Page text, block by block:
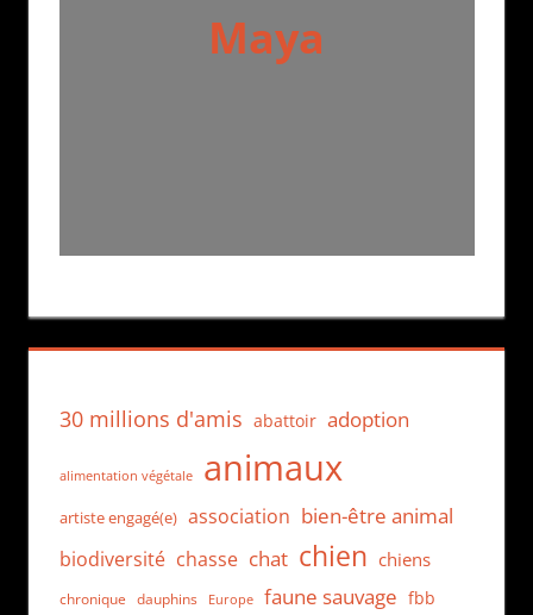
Maya
30 millions d'amis abattoir adoption
alimentation végétale animaux
artiste engagé(e) association bien-être animal
biodiversité chasse chat chien chiens
chronique dauphins Europe faune sauvage fbb